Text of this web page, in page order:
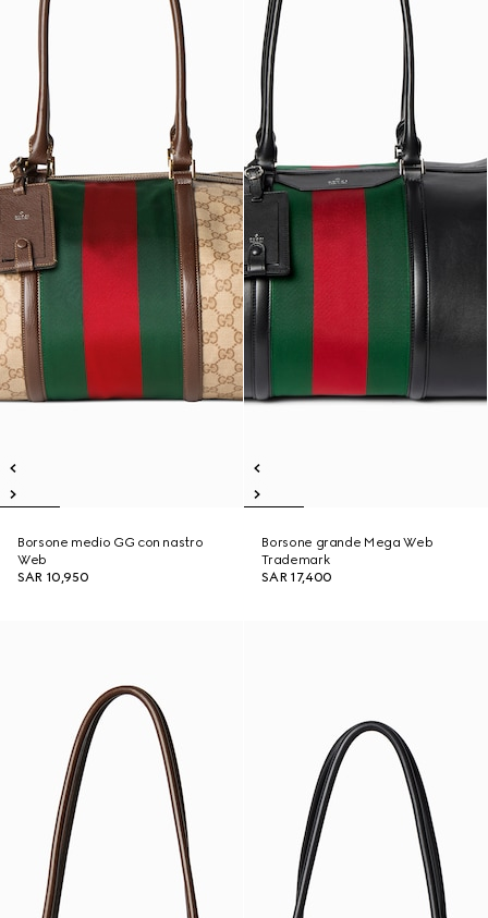
Borsone medio GG con nastro
Web
SAR 10,950
Borsone grande Mega Web
Trademark
SAR 17,400